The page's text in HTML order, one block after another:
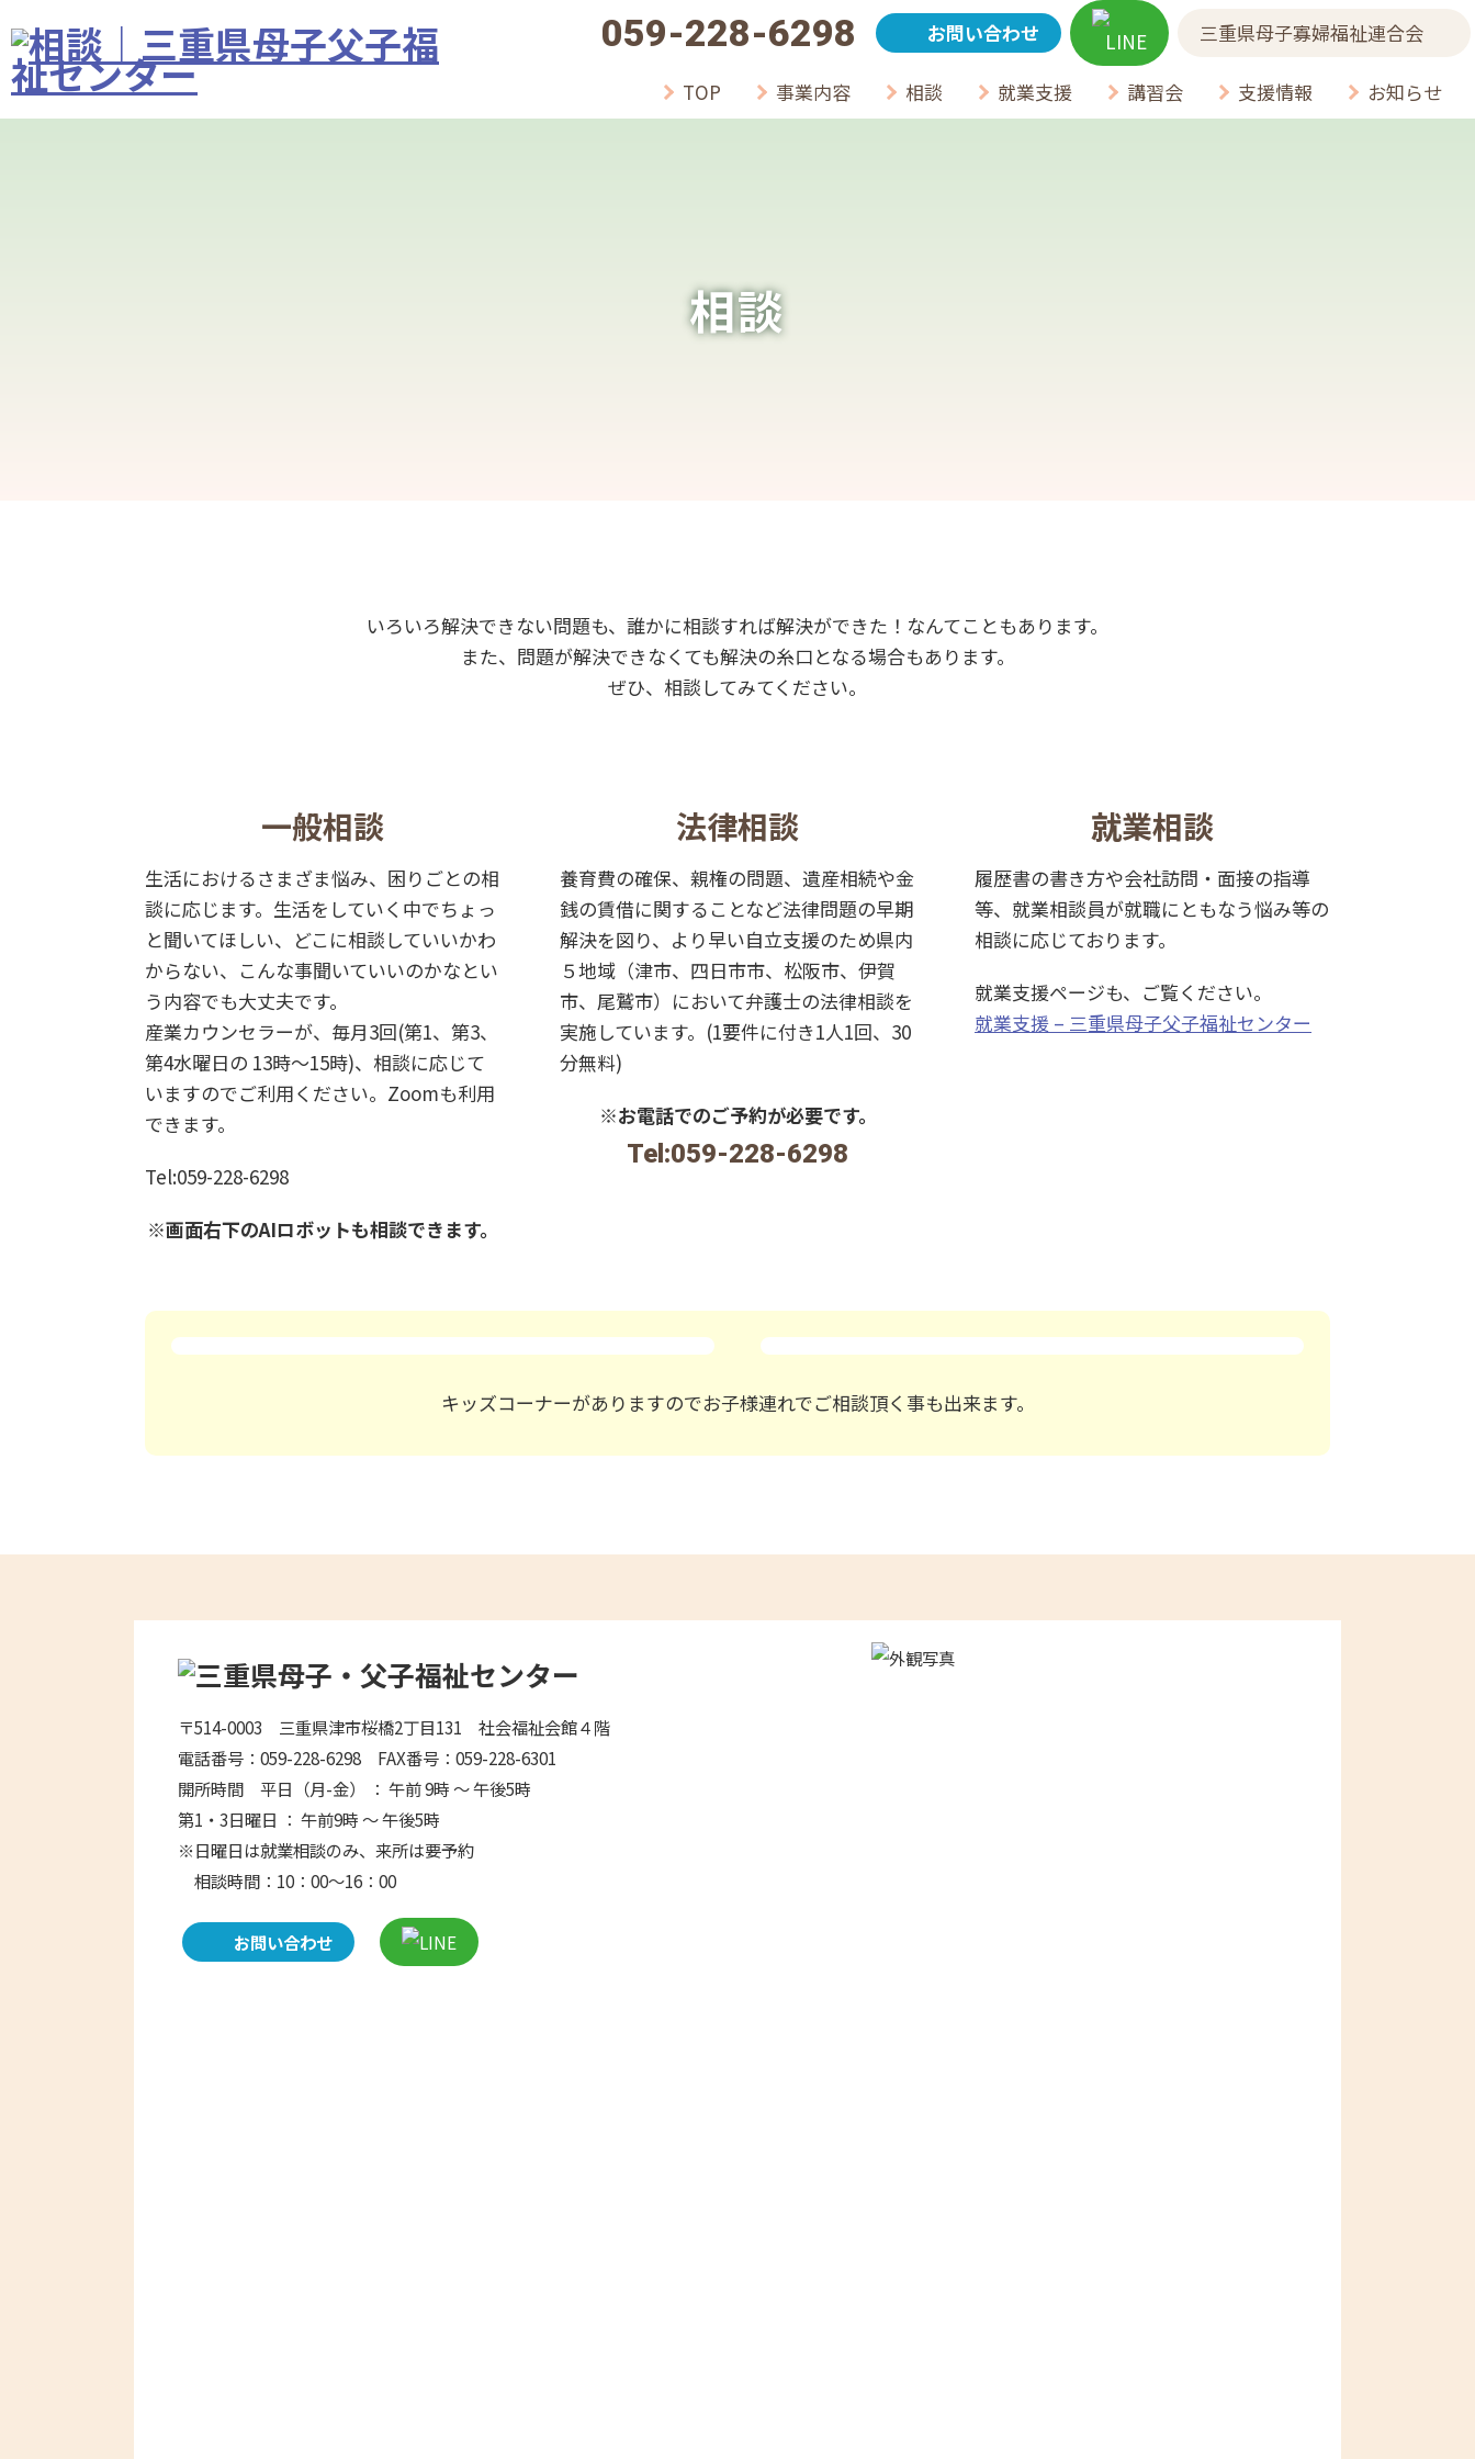
059-228-6298 お問い合わせ 三重県母子寡婦福祉連合会
TOP 事業内容 相談 就業支援 講習会 支援情報 お知らせ
相談
いろいろ解決できない問題も、誰かに相談すれば解決ができた！なんてこともあります。
また、問題が解決できなくても解決の糸口となる場合もあります。
ぜひ、相談してみてください。
一般相談
生活におけるさまざま悩み、困りごとの相
談に応じます。生活をしていく中でちょっ
と聞いてほしい、どこに相談していいかわ
からない、こんな事聞いていいのかなとい
う内容でも大丈夫です。
産業カウンセラーが、毎月3回(第1、第3、
第4水曜日の 13時～15時)、相談に応じて
いますのでご利用ください。Zoomも利用
できます。
Tel:059-228-6298
※画面右下のAIロボットも相談できます。
法律相談
養育費の確保、親権の問題、遺産相続や金
銭の賃借に関することなど法律問題の早期
解決を図り、より早い自立支援のため県内
５地域（津市、四日市市、松阪市、伊賀
市、尾鷲市）において弁護士の法律相談を
実施しています。(1要件に付き1人1回、30
分無料)
※お電話でのご予約が必要です。
Tel:059-228-6298
就業相談
履歴書の書き方や会社訪問・面接の指導
等、就業相談員が就職にともなう悩み等の
相談に応じております。
就業支援ページも、ご覧ください。
就業支援 – 三重県母子父子福祉センター
キッズコーナーがありますのでお子様連れでご相談頂く事も出来ます。
〒514-0003 三重県津市桜橋2丁目131 社会福祉会館４階
電話番号：059-228-6298 FAX番号：059-228-6301
開所時間 平日（月-金） ： 午前 9時 ～ 午後5時
第1・3日曜日 ： 午前9時 ～ 午後5時
※日曜日は就業相談のみ、来所は要予約
相談時間：10：00～16：00
お問い合わせ